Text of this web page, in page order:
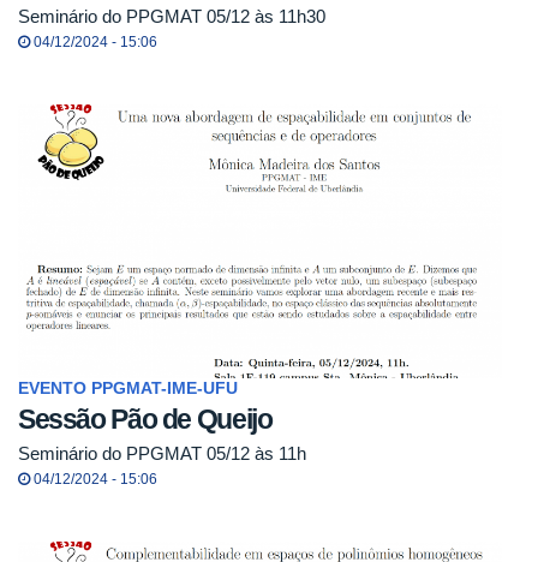
Seminário do PPGMAT 05/12 às 11h30
04/12/2024 - 15:06
EVENTO PPGMAT-IME-UFU
Sessão Pão de Queijo
Seminário do PPGMAT 05/12 às 11h
04/12/2024 - 15:06